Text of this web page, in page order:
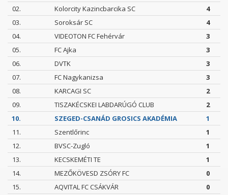
02.
Kolorcity Kazincbarcika SC
4
03.
Soroksár SC
4
04.
VIDEOTON FC Fehérvár
3
05.
FC Ajka
3
06.
DVTK
3
07.
FC Nagykanizsa
3
08.
KARCAGI SC
2
09.
TISZAKÉCSKEI LABDARÚGÓ CLUB
2
10.
SZEGED-CSANÁD GROSICS AKADÉMIA
1
11.
Szentlőrinc
1
12.
BVSC-Zugló
1
13.
KECSKEMÉTI TE
1
14.
MEZŐKÖVESD ZSÓRY FC
0
15.
AQVITAL FC CSÁKVÁR
0